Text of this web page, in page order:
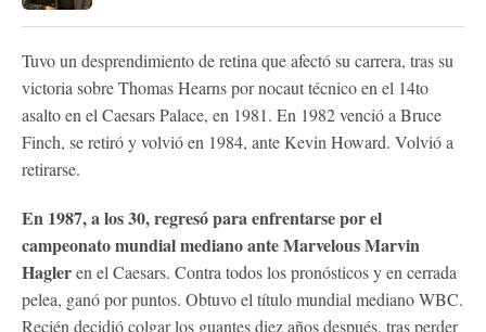
Tuvo un desprendimiento de retina que afectó su carrera, tras su
victoria sobre Thomas Hearns por nocaut técnico en el 14to
asalto en el Caesars Palace, en 1981. En 1982 venció a Bruce
Finch, se retiró y volvió en 1984, ante Kevin Howard. Volvió a
retirarse.
En 1987, a los 30, regresó para enfrentarse por el
campeonato mundial mediano ante Marvelous Marvin
Hagleren el Caesars. Contra todos los pronósticos y en cerrada
pelea, ganó por puntos. Obtuvo el título mundial mediano WBC.
Recién decidió colgar los guantes diez años después, tras perder